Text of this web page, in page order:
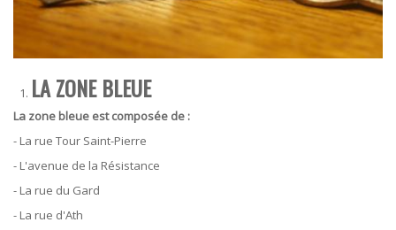
LA ZONE BLEUE
La zone bleue est composée de :
- La rue Tour Saint-Pierre
- L'avenue de la Résistance
- La rue du Gard
- La rue d'Ath